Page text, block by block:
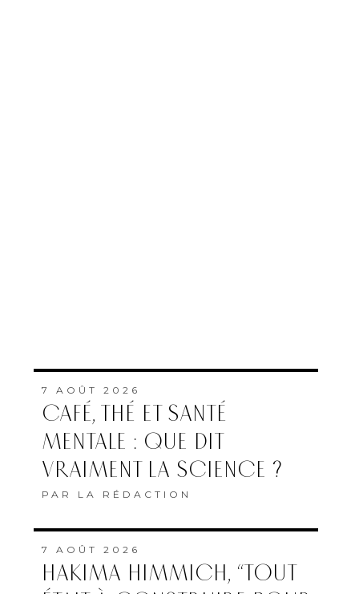
7 AOÛT 2026
CAFÉ, THÉ ET SANTÉ
MENTALE : QUE DIT
VRAIMENT LA SCIENCE ?
PAR LA RÉDACTION
7 AOÛT 2026
HAKIMA HIMMICH, “TOUT